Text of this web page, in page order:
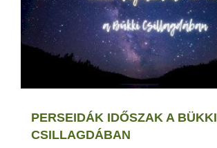
PERSEIDÁK IDŐSZAK A BÜKKI
CSILLAGDÁBAN